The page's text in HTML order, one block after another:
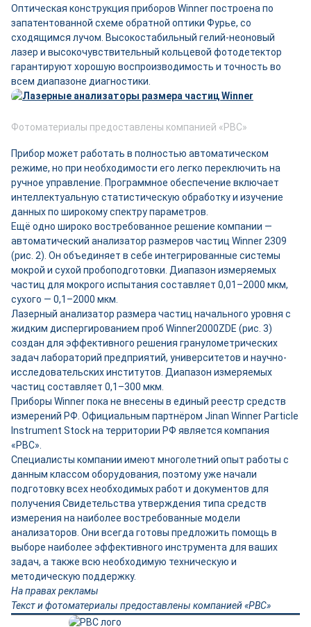
Оптическая конструкция приборов Winner построена по
запатентованной схеме обратной оптики Фурье, со
сходящимся лучом. Высокостабильный гелий-неоновый
лазер и высокочувствительный кольцевой фотодетектор
гарантируют хорошую воспроизводимость и точность во
всем диапазоне диагностики.
Фотоматериалы предоставлены компанией «РВС»
Прибор может работать в полностью автоматическом
режиме, но при необходимости его легко переключить на
ручное управление. Программное обеспечение включает
интеллектуальную статистическую обработку и изучение
данных по широкому спектру параметров.
Ещё одно широко востребованное решение компании —
автоматический анализатор размеров частиц Winner 2309
(рис. 2). Он объединяет в себе интегрированные системы
мокрой и сухой пробоподготовки. Диапазон измеряемых
частиц для мокрого испытания составляет 0,01–2000 мкм,
сухого — 0,1–2000 мкм.
Лазерный анализатор размера частиц начального уровня с
жидким диспергированием проб Winner2000ZDE (рис. 3)
создан для эффективного решения гранулометрических
задач лабораторий предприятий, университетов и научно-
исследовательских институтов. Диапазон измеряемых
частиц составляет 0,1–300 мкм.
Приборы Winner пока не внесены в единый реестр средств
измерений РФ. Официальным партнёром Jinan Winner Particle
Instrument Stock на территории РФ является компания
«РВС».
Специалисты компании имеют многолетний опыт работы с
данным классом оборудования, поэтому уже начали
подготовку всех необходимых работ и документов для
получения Свидетельства утверждения типа средств
измерения на наиболее востребованные модели
анализаторов. Они всегда готовы предложить помощь в
выборе наиболее эффективного инструмента для ваших
задач, а также всю необходимую техническую и
методическую поддержку.
На правах рекламы
Текст и фотоматериалы предоставлены компанией «РВС»